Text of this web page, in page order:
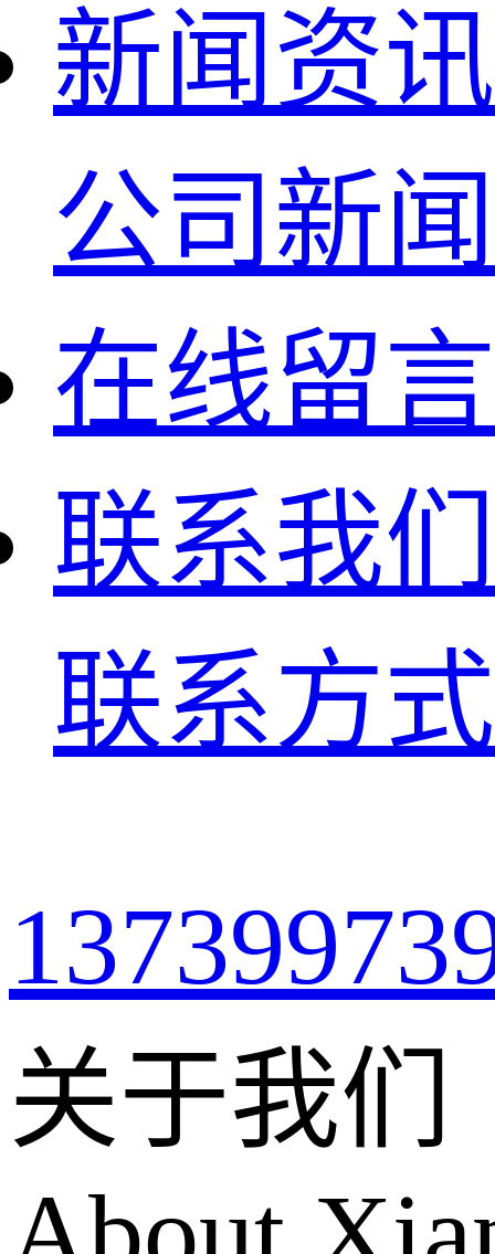
新闻资讯
公司新闻
在线留言
联系我们
联系方式
关于我们